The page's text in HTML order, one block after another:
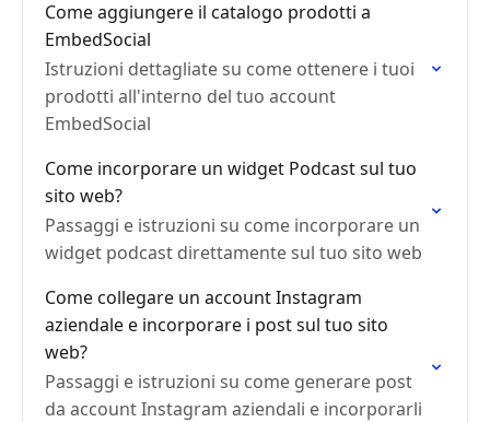
Come aggiungere il catalogo prodotti a
EmbedSocial
Istruzioni dettagliate su come ottenere i tuoi
prodotti all'interno del tuo account
EmbedSocial
Come incorporare un widget Podcast sul tuo
sito web?
Passaggi e istruzioni su come incorporare un
widget podcast direttamente sul tuo sito web
Come collegare un account Instagram
aziendale e incorporare i post sul tuo sito
web?
Passaggi e istruzioni su come generare post
da account Instagram aziendali e incorporarli